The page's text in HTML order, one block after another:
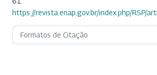
https://revista.enap.gov.br/index.php/RSP/
Formatos de Citação